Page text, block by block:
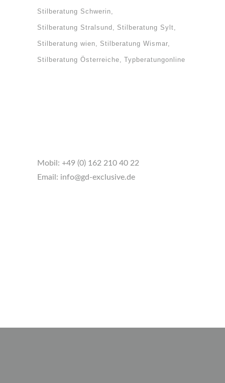
Stilberatung Schwerin
Stilberatung Stralsund Stilberatung Sylt
Stilberatung wien Stilberatung Wismar
Stilberatung Österreiche Typberatungonline
Mobil: +49 (0) 162 210 40 22
Email: info@gd-exclusive.de